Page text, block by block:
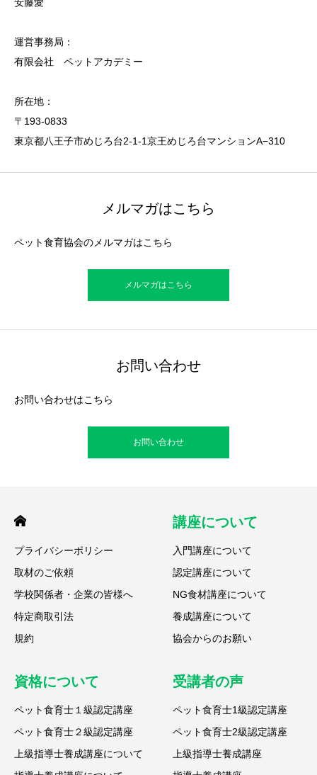
運営事務局：
有限会社 ペットアカデミー
所在地：
〒193-0833
東京都八王子市めじろ台2-1-1京王めじろ台マンションA−310
メルマガはこちら
ペット食育協会のメルマガはこちら
メルマガはこちら
お問い合わせ
お問い合わせはこちら
お問い合わせ
プライバシーポリシー
取材のご依頼
学校関係者・企業の皆様へ
特定商取引法
規約
講座について
入門講座について
認定講座について
NG食材講座について
養成講座について
協会からのお願い
資格について
ペット食育士１級認定講座
ペット食育士２級認定講座
上級指導士養成講座について
受講者の声
ペット食育士1級認定講座
ペット食育士2級認定講座
上級指導士養成講座